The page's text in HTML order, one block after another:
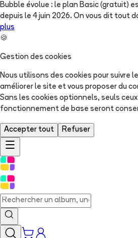
Bubble évolue : le plan Basic (gratuit)
depuis le 4 juin 2026. On vous dit tout
plus
🍪
Gestion des cookies
Nous utilisons des cookies pour suivre
améliorer le site et vous proposer du
Sans les cookies optionnels, seuls
fonctionnement de base seront
Accepter tout Refuser